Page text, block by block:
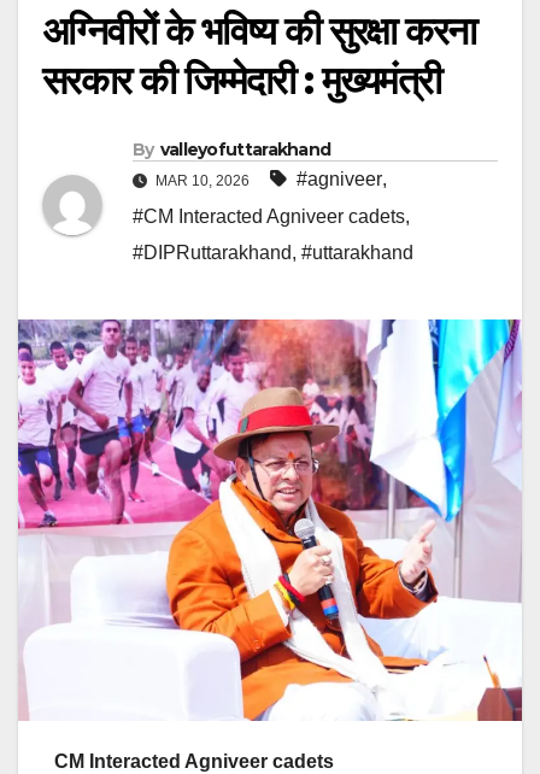
अग्निवीरों के भविष्य की सुरक्षा करना
सरकार की जिम्मेदारी : मुख्यमंत्री
By valleyofuttarakhand
MAR 10, 2026 #agniveer,
#CM Interacted Agniveer cadets,
#DIPRuttarakhand, #uttarakhand
CM Interacted Agniveer cadets